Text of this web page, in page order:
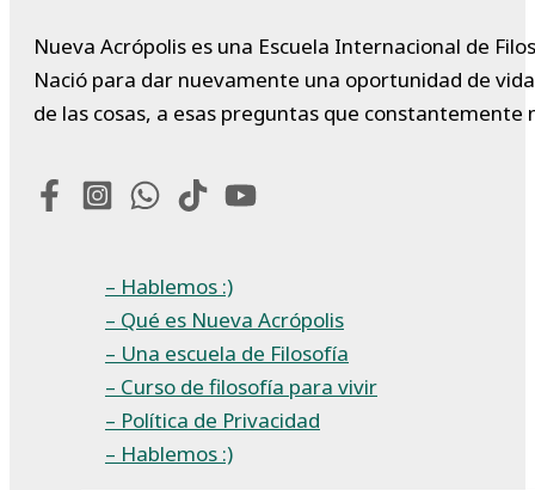
Nueva Acrópolis es una Escuela Internacional de
Nació para dar nuevamente una oportunidad de
de las cosas, a esas preguntas que constantemente
– Hablemos :)
– Qué es Nueva Acrópolis
– Una escuela de Filosofía
– Curso de filosofía para vivir
– Política de Privacidad
– Hablemos :)